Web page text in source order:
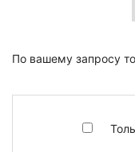
По вашему запросу